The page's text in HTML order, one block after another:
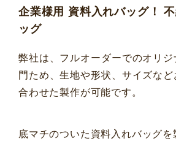
企業様用 資料入れバッグ！
ッグ
弊社は、フルオーダーでのオリ
門ため、生地や形状、サイズな
合わせた製作が可能です。
底マチのついた資料入れバッグを